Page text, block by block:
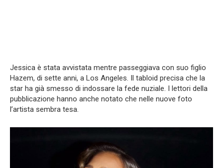
Jessica è stata avvistata mentre passeggiava con suo figlio
Hazem, di sette anni, a Los Angeles. Il tabloid precisa che la
star ha già smesso di indossare la fede nuziale. I lettori della
pubblicazione hanno anche notato che nelle nuove foto
l’artista sembra tesa.